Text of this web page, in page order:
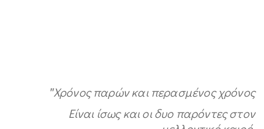
″Χρόνος παρών και περασμένος χρόνος
Είναι ίσως και οι δυο παρόντες στον